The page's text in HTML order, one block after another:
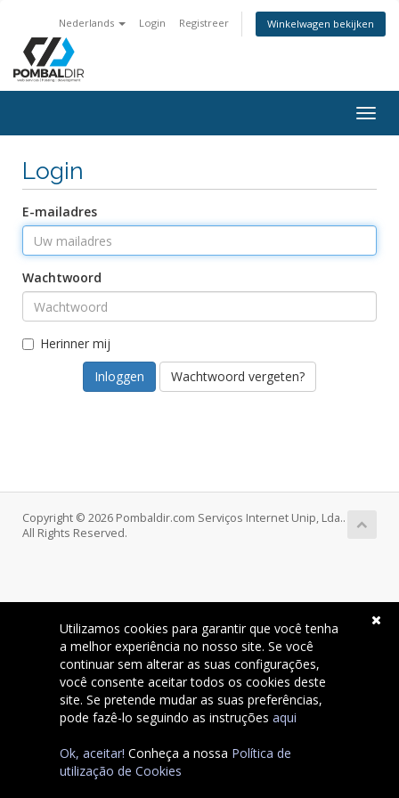
Nederlands Login Registreer Winkelwagen bekijken
Login
E-mailadres
Wachtwoord
Herinner mij
Wachtwoord vergeten?
Copyright © 2026 Pombaldir.com Serviços Internet Unip, Lda..
All Rights Reserved.
Utilizamos cookies para garantir que você tenha
a melhor experiência no nosso site. Se você
continuar sem alterar as suas configurações,
você consente aceitar todos os cookies deste
site. Se pretende mudar as suas preferências,
pode fazê-lo seguindo as instruçõesaqui
Ok, aceitar! Conheça a nossa Política de
utilização de Cookies